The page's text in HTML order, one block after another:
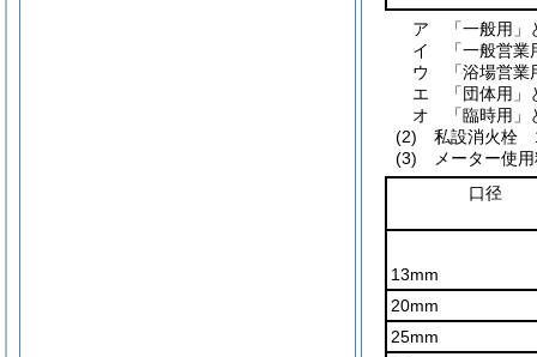
ア
「一般用
イ
「一般営
ウ
「浴場営
エ
「団体用
オ
「臨時用
(2)
私設消火栓
(3)
メーター使
口径
13mm
20mm
25mm